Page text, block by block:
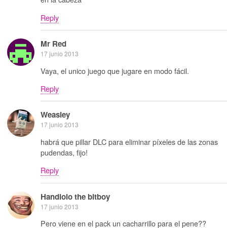
Reply
Mr Red
17 junio 2013
Vaya, el unico juego que jugare en modo fácil.
Reply
Weasley
17 junio 2013
habrá que pillar DLC para eliminar píxeles de las zonas
pudendas, fijo!
Reply
Handlolo the bitboy
17 junio 2013
Pero viene en el pack un cacharrillo para el pene??